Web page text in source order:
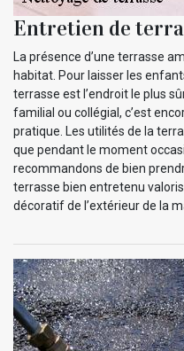
Entretien de
La présence d’une terrasse
habitat. Pour laisser les
terrasse est l’endroit le plus
familial ou collégial, c’est
pratique. Les utilités de la
que pendant le moment
recommandons de bien
terrasse bien entretenu
décoratif de l’extérieur de la